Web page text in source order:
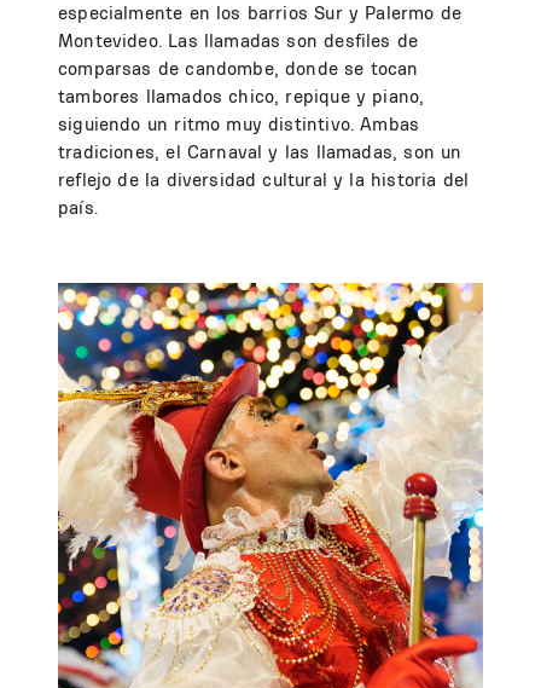
especialmente en los barrios Sur y Palermo de
Montevideo. Las llamadas son desfiles de
comparsas de candombe, donde se tocan
tambores llamados chico, repique y piano,
siguiendo un ritmo muy distintivo. Ambas
tradiciones, el Carnaval y las llamadas, son un
reflejo de la diversidad cultural y la historia del
país.